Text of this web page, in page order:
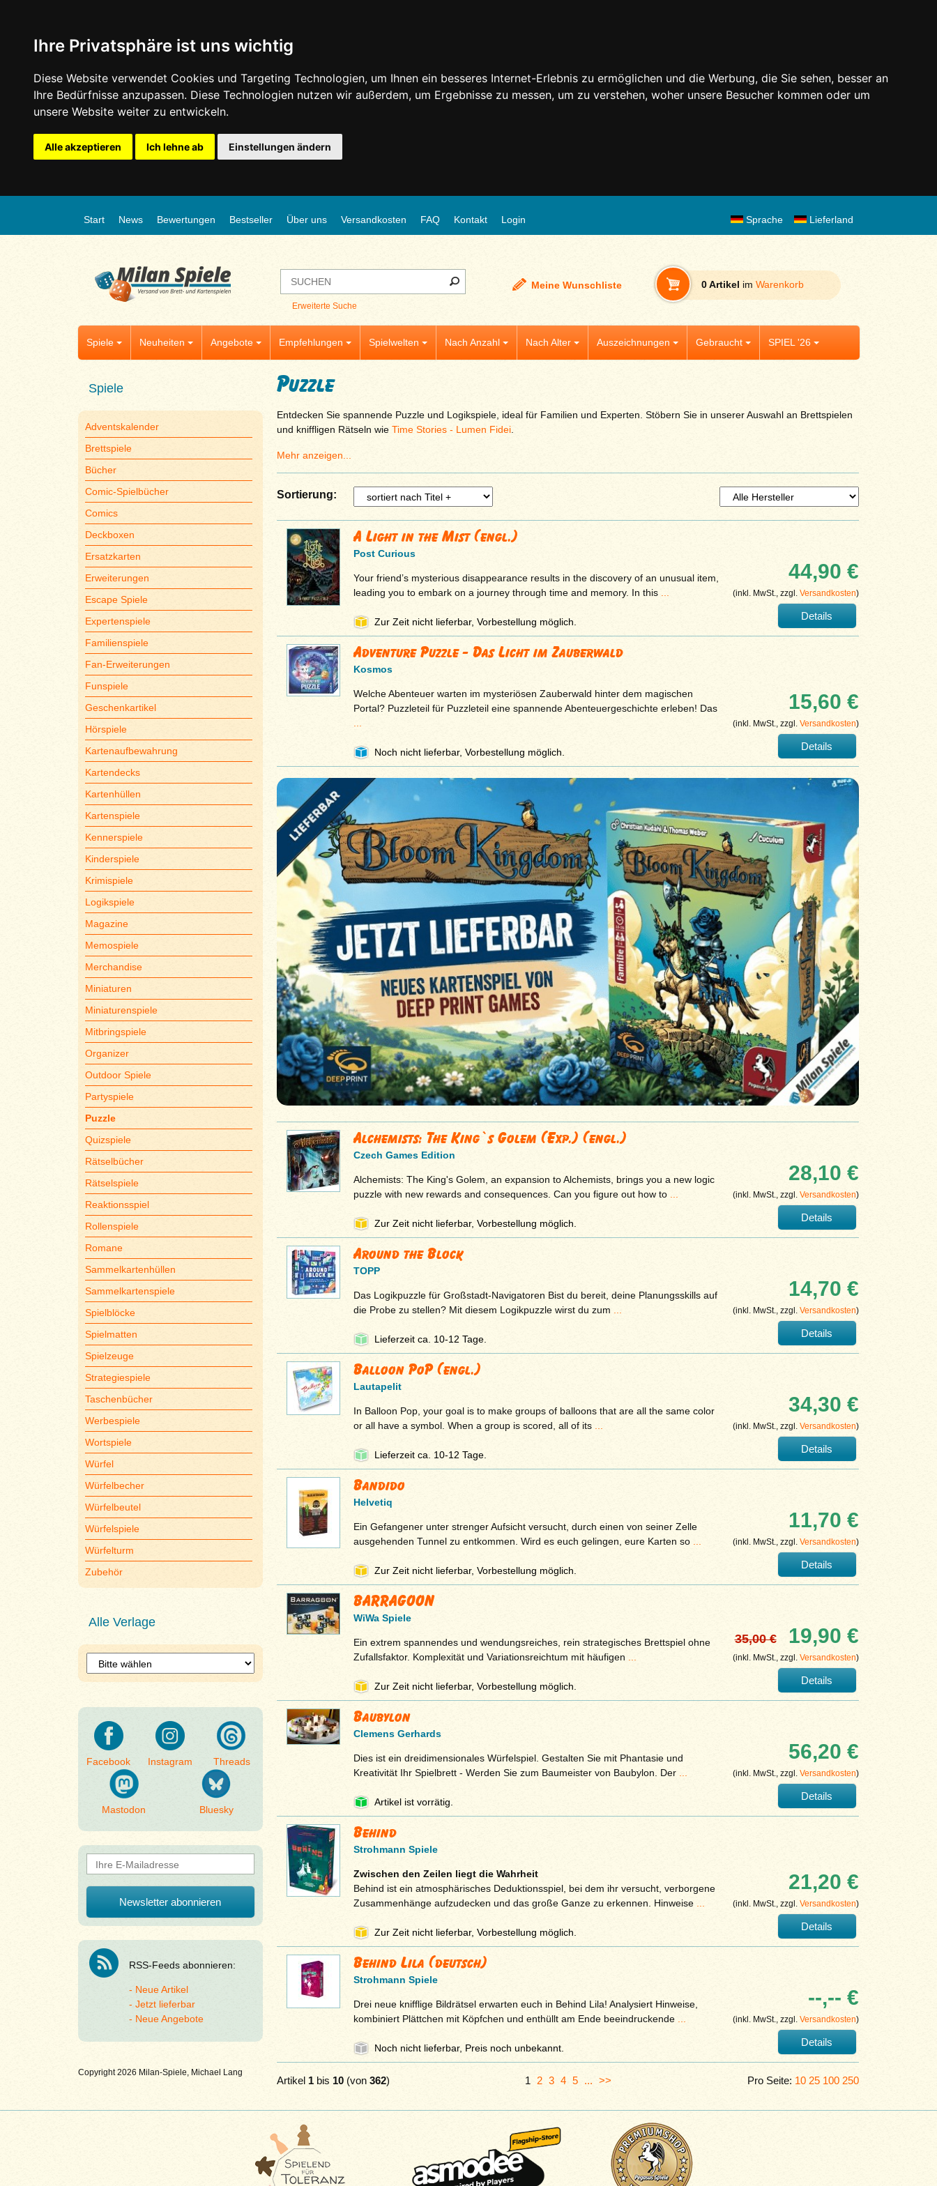
Ihre Privatsphäre ist uns wichtig
Diese Website verwendet Cookies und Targeting Technologien, um Ihnen ein besseres Internet-Erlebnis zu ermöglichen und die Werbung, die Sie sehen, besser an
Ihre Bedürfnisse anzupassen. Diese Technologien nutzen wir außerdem, um Ergebnisse zu messen, um zu verstehen, woher unsere Besucher kommen oder um
unsere Website weiter zu entwickeln.
Alle akzeptieren Ich lehne ab Einstellungen ändern
Start News Bewertungen Bestseller Über uns Versandkosten FAQ Kontakt Login Lieferland
Sprache
Erweiterte Suche
Meine Wunschliste 0 Artikel im Warenkorb
Spiele Neuheiten Angebote Empfehlungen Spielwelten Nach Anzahl Nach Alter Auszeichnungen Gebraucht SPIEL '26
Spiele
Adventskalender
Brettspiele
Bücher
Comic-Spielbücher
Comics
Deckboxen
Ersatzkarten
Erweiterungen
Escape Spiele
Expertenspiele
Familienspiele
Fan-Erweiterungen
Funspiele
Geschenkartikel
Hörspiele
Kartenaufbewahrung
Kartendecks
Kartenhüllen
Kartenspiele
Kennerspiele
Kinderspiele
Krimispiele
Logikspiele
Magazine
Memospiele
Merchandise
Miniaturen
Miniaturenspiele
Mitbringspiele
Organizer
Outdoor Spiele
Partyspiele
Puzzle
Quizspiele
Rätselbücher
Rätselspiele
Reaktionsspiel
Rollenspiele
Romane
Sammelkartenhüllen
Sammelkartenspiele
Spielblöcke
Spielmatten
Spielzeuge
Strategiespiele
Taschenbücher
Werbespiele
Wortspiele
Würfel
Würfelbecher
Würfelbeutel
Würfelspiele
Würfelturm
Zubehör
Alle Verlage
Facebook Instagram Threads
Mastodon Bluesky
RSS-Feeds abonnieren:
Neue Artikel
Jetzt lieferbar
Neue Angebote
Copyright 2026 Milan-Spiele, Michael Lang
Puzzle
Entdecken Sie spannende Puzzle und Logikspiele, ideal für Familien und Experten. Stöbern Sie in unserer Auswahl an Brettspielen
und kniffligen Rätseln wie Time Stories - Lumen Fidei.
Mehr anzeigen...
Sortierung:
A Light in the Mist (engl.)
Post Curious
Your friend’s mysterious disappearance results in the discovery of an unusual item,
leading you to embark on a journey through time and memory. In this
Zur Zeit nicht lieferbar, Vorbestellung möglich.
44,90 €
(inkl. MwSt., zzgl. Versandkosten)
Details
Adventure Puzzle - Das Licht im Zauberwald
Kosmos
Welche Abenteuer warten im mysteriösen Zauberwald hinter dem magischen
Portal? Puzzleteil für Puzzleteil eine spannende Abenteuergeschichte erleben! Das
Noch nicht lieferbar, Vorbestellung möglich.
15,60 €
(inkl. MwSt., zzgl. Versandkosten)
Details
Alchemists: The King`s Golem (Exp.) (engl.)
Czech Games Edition
Alchemists: The King's Golem, an expansion to Alchemists, brings you a new logic
puzzle with new rewards and consequences. Can you figure out how to
Zur Zeit nicht lieferbar, Vorbestellung möglich.
28,10 €
(inkl. MwSt., zzgl. Versandkosten)
Details
Around the Block
TOPP
Das Logikpuzzle für Großstadt-Navigatoren Bist du bereit, deine Planungsskills auf
die Probe zu stellen? Mit diesem Logikpuzzle wirst du zum
Lieferzeit ca. 10-12 Tage.
14,70 €
(inkl. MwSt., zzgl. Versandkosten)
Details
Balloon PoP (engl.)
Lautapelit
In Balloon Pop, your goal is to make groups of balloons that are all the same color
or all have a symbol. When a group is scored, all of its
Lieferzeit ca. 10-12 Tage.
34,30 €
(inkl. MwSt., zzgl. Versandkosten)
Details
Bandido
Helvetiq
Ein Gefangener unter strenger Aufsicht versucht, durch einen von seiner Zelle
ausgehenden Tunnel zu entkommen. Wird es euch gelingen, eure Karten so
Zur Zeit nicht lieferbar, Vorbestellung möglich.
11,70 €
(inkl. MwSt., zzgl. Versandkosten)
Details
BARRAGOON
WiWa Spiele
Ein extrem spannendes und wendungsreiches, rein strategisches Brettspiel ohne
Zufallsfaktor. Komplexität und Variationsreichtum mit häufigen
Zur Zeit nicht lieferbar, Vorbestellung möglich.
35,00 € 19,90 €
(inkl. MwSt., zzgl. Versandkosten)
Details
Baubylon
Clemens Gerhards
Dies ist ein dreidimensionales Würfelspiel. Gestalten Sie mit Phantasie und
Kreativität Ihr Spielbrett - Werden Sie zum Baumeister von Baubylon. Der
Artikel ist vorrätig.
56,20 €
(inkl. MwSt., zzgl. Versandkosten)
Details
Behind
Strohmann Spiele
Zwischen den Zeilen liegt die Wahrheit
Behind ist ein atmosphärisches Deduktionsspiel, bei dem ihr versucht, verborgene
Zusammenhänge aufzudecken und das große Ganze zu erkennen. Hinweise
Zur Zeit nicht lieferbar, Vorbestellung möglich.
21,20 €
(inkl. MwSt., zzgl. Versandkosten)
Details
Behind Lila (deutsch)
Strohmann Spiele
Drei neue knifflige Bildrätsel erwarten euch in Behind Lila! Analysiert Hinweise,
kombiniert Plättchen mit Köpfchen und enthüllt am Ende beeindruckende
Noch nicht lieferbar, Preis noch unbekannt.
--,-- €
(inkl. MwSt., zzgl. Versandkosten)
Details
Artikel 1bis 10(von 362) Pro Seite: 10 25 100 250
1 2 3 4 5 ... >>